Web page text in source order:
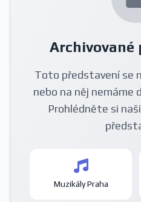
Archivované
Toto představení se
nebo na něj nemáme
Prohlédněte si
Muzikály Praha